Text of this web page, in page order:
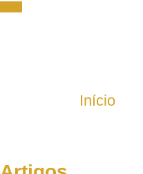
Início